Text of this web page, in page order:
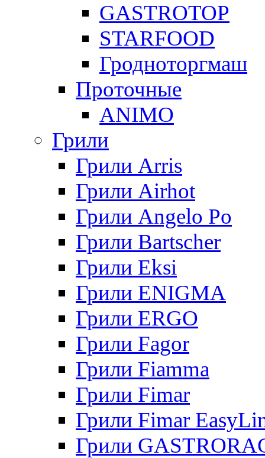
GASTROTOP
STARFOOD
Гродноторгмаш
Проточные
ANIMO
Грили
Грили Arris
Грили Airhot
Грили Angelo Po
Грили Bartscher
Грили Eksi
Грили ENIGMA
Грили ERGO
Грили Fagor
Грили Fiamma
Грили Fimar
Грили Fimar
Грили